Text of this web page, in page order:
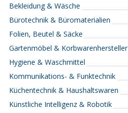
Bekleidung & Wäsche
Bürotechnik & Büromaterialien
Folien, Beutel & Säcke
Gartenmöbel & Korbwarenhersteller
Hygiene & Waschmittel
Kommunikations- & Funktechnik
Küchentechnik & Haushaltswaren
Künstliche Intelligenz & Robotik